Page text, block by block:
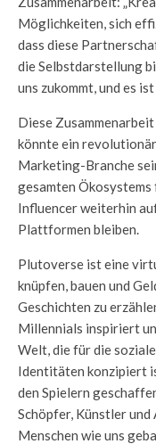
Möglichkeiten, sich
dass diese
die Selbstdarstellung
uns zukommt, und es
Diese
könnte ein
Marketing-Branche
gesamten Ökosystems
Influencer weiterhin
Plattformen bleiben.
Plutoverse ist eine
knüpfen, bauen und
Geschichten zu
Millennials inspiriert
Welt, die für die
Identitäten konzipiert
den Spielern
Schöpfer, Künstler
Menschen wie uns